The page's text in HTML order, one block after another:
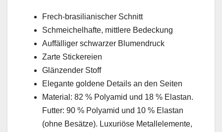
Frech-brasil­ian­is­ch­er Schnitt
Schme­ichel­hafte, mit­tlere Bedeck­ung
Auf­fäl­liger schwarz­er Blu­men­druck
Zarte Stick­ereien
Glänzen­der Stoff
Ele­gante gold­ene Details an den Seit­en
Mate­r­i­al: 82 % Polyamid und 18 % Elas­tan.
Fut­ter: 90 % Polyamid und 10 % Elas­tan
(ohne Besätze). Lux­u­riöse Met­al­lele­mente,